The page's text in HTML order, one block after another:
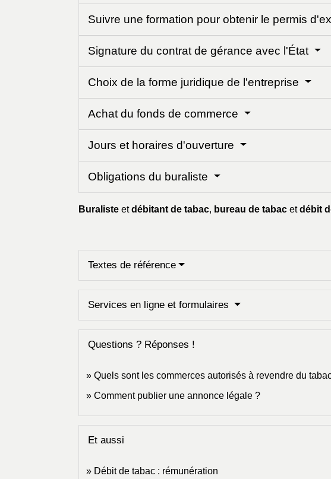
Suivre une formation pour obtenir le permis
Signature du contrat de gérance avec l'État
Choix de la forme juridique de l'entreprise
Achat du fonds de commerce
Jours et horaires d'ouverture
Obligations du buraliste
Buraliste etdébitant de tabac, bureau de tabac etdébit
Textes de référence
Services en ligne et formulaires
Questions ? Réponses !
Quels sont les commerces autorisés à revendre du
Comment publier une annonce légale ?
Et aussi
Débit de tabac : rémunération